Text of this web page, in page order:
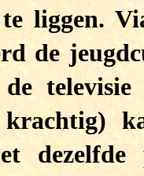
liggen.
de